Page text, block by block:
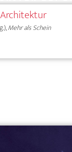
Mehr als Schein